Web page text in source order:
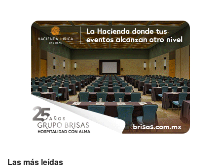
Las más leídas